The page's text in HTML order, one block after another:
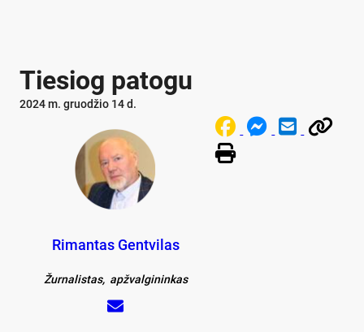
Tiesiog patogu
2024 m. gruodžio 14 d.
Rimantas Gentvilas
Žurnalistas, apžvalgininkas